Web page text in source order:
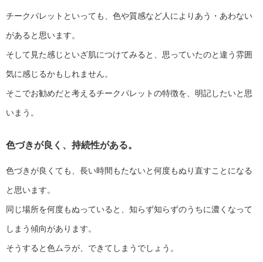
チークパレットといっても、色や質感など人によりあう・あわない
があると思います。
そして見た感じといざ肌につけてみると、思っていたのと違う雰囲
気に感じるかもしれません。
そこでお勧めだと考えるチークパレットの特徴を、明記したいと思
いまう。
色づきが良く、持続性がある。
色づきが良くても、長い時間もたないと何度もぬり直すことになる
と思います。
同じ場所を何度もぬっていると、知らず知らずのうちに濃くなって
しまう傾向があります。
そうすると色ムラが、できてしまうでしょう。